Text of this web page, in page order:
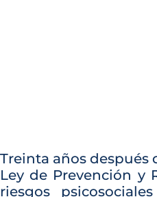
Treinta años después
Ley de Prevención y
riesgos